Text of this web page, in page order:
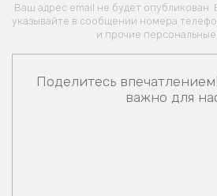
Ваш адрес email не будет опубликован.
указывайте в сообщении номера
и прочие персональные